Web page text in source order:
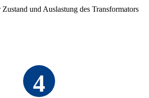
und Auslas­tung des Trans­for­ma­tors
4